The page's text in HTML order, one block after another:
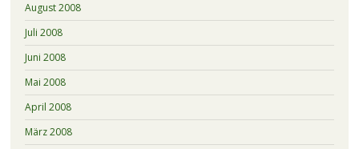
August 2008
Juli 2008
Juni 2008
Mai 2008
April 2008
März 2008